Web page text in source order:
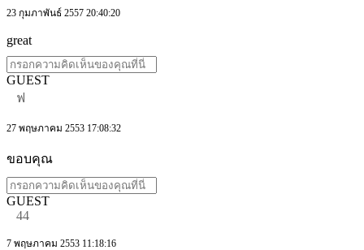
23 กุมภาพันธ์ 2557 20:40:20
great
GUEST
ฟ
27 พฤษภาคม 2553 17:08:32
ขอบคุณ
GUEST
44
7 พฤษภาคม 2553 11:18:16